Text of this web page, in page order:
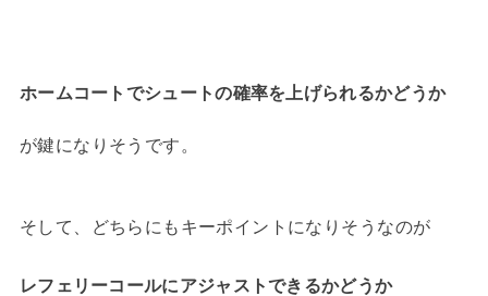
ホームコートでシュートの確率を上げられるかどうか
が鍵になりそうです。
そして、どちらにもキーポイントになりそうなのが
レフェリーコールにアジャストできるかどうか